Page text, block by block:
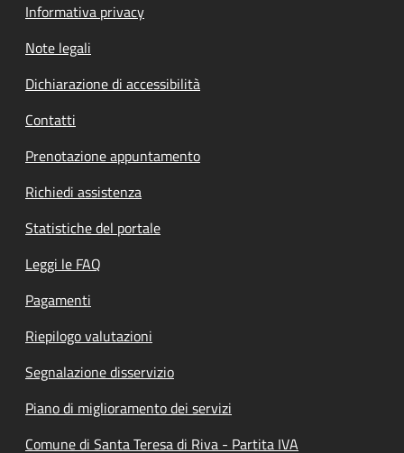
Informativa privacy
Note legali
Dichiarazione di accessibilità
Contatti
Prenotazione appuntamento
Richiedi assistenza
Statistiche del portale
Leggi le FAQ
Pagamenti
Riepilogo valutazioni
Segnalazione disservizio
Piano di miglioramento dei servizi
Comune di Santa Teresa di Riva - Partita IVA